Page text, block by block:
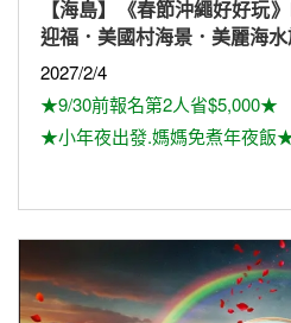
【美加】 《最高省6千》
（雙國家公園、拉斯維加斯
峽谷雙奇觀、環球影城）
2026/8/14
★保證出發★
★早鳥優惠最高第2人省$6,000